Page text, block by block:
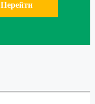
Перейти